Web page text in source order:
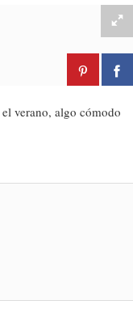
verano, algo cómodo